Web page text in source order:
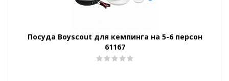
Посуда Boyscout для кемпинга на 5-6 персон
61167